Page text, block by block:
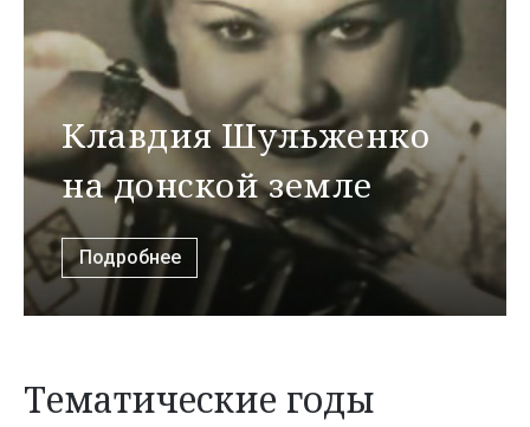
Клавдия Шульженко
на донской земле
Подробнее
Тематические годы